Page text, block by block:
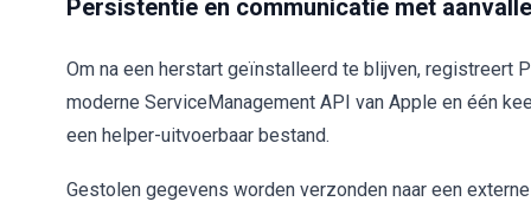
Persistentie en communicatie met
Om na een herstart geïnstalleerd te blijven, registreert
moderne ServiceManagement API van Apple en één
een helper-uitvoerbaar bestand.
Gestolen gegevens worden verzonden naar een